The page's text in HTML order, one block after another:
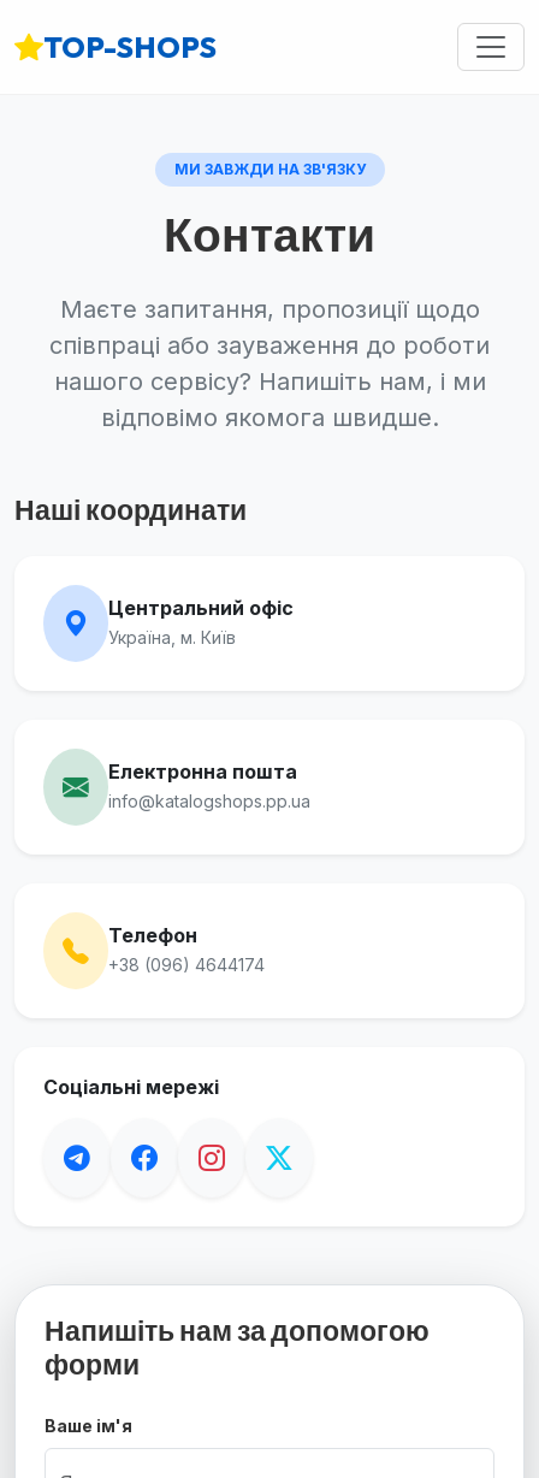
TOP-SHOPS
МИ ЗАВЖДИ НА ЗВ'ЯЗКУ
Контакти
Маєте запитання, пропозиції щодо
співпраці або зауваження до роботи
нашого сервісу? Напишіть нам, і ми
відповімо якомога швидше.
Наші координати
Центральний офіс
Україна, м. Київ
Електронна пошта
info@katalogshops.pp.ua
Телефон
+38 (096) 4644174
Соціальні мережі
Напишіть нам за допомогою
форми
Ваше ім'я